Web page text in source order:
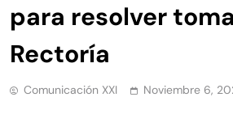
para resolver
Rectoría
Comunicación XXI Noviembre 6,